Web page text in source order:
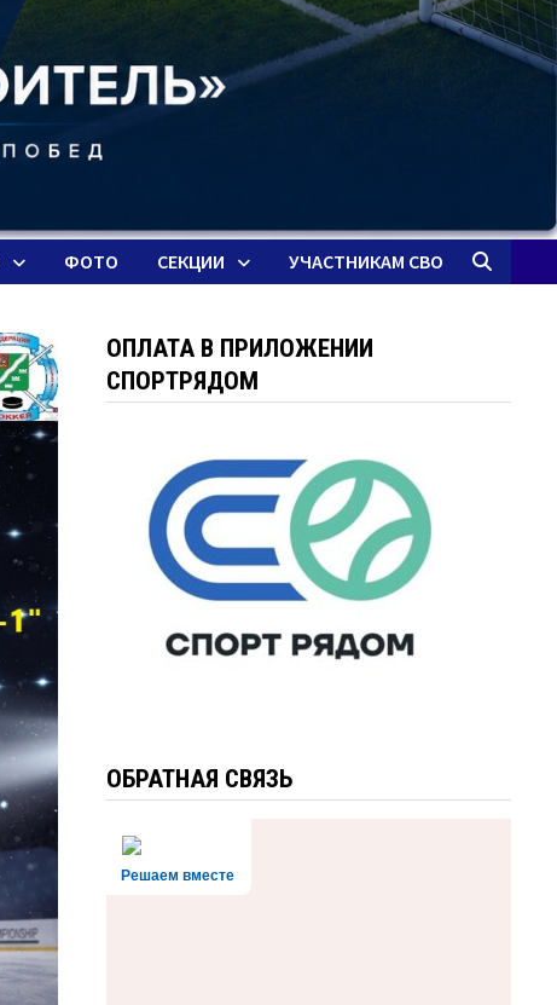
ФОТО СЕКЦИИ УЧАСТНИКАМ СВО
ОПЛАТА В ПРИЛОЖЕНИИ
СПОРТРЯДОМ
ОБРАТНАЯ СВЯЗЬ
Решаем вместе